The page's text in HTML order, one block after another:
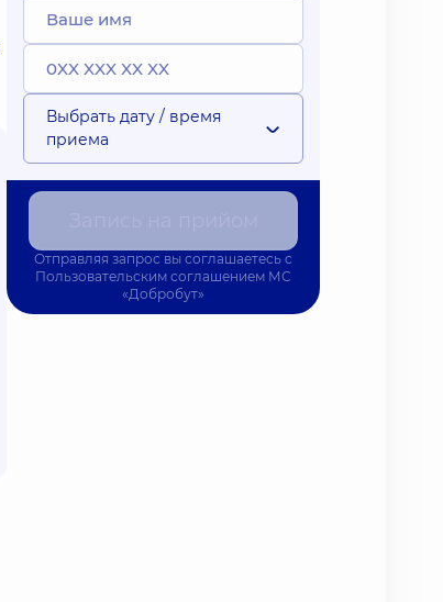
Выбрать дату / время
приема
Отправляя запрос вы соглашаетесь с
Пользовательским соглашением МС
«Добробут»